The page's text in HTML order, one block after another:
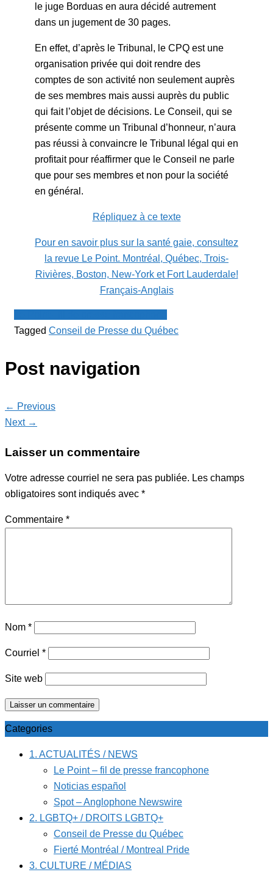
le juge Borduas en aura décidé autrement
dans un jugement de 30 pages.
En effet, d’après le Tribunal, le CPQ est une
organisation privée qui doit rendre des
comptes de son activité non seulement auprès
de ses membres mais aussi auprès du public
qui fait l’objet de décisions. Le Conseil, qui se
présente comme un Tribunal d’honneur, n’aura
pas réussi à convaincre le Tribunal légal qui en
profitait pour réaffirmer que le Conseil ne parle
que pour ses membres et non pour la société
en général.
Répliquez à ce texte
Pour en savoir plus sur la santé gaie, consultez
la revue Le Point. Montréal, Québec, Trois-
Rivières, Boston, New-York et Fort Lauderdale!
Français-Anglais
Tagged Conseil de Presse du Québec
Post navigation
← Previous
Next →
Laisser un commentaire
Votre adresse courriel ne sera pas publiée. Les champs
obligatoires sont indiqués avec *
Commentaire *
Nom *
Courriel *
Site web
Categories
1. ACTUALITÉS / NEWS
Le Point – fil de presse francophone
Noticias español
Spot – Anglophone Newswire
2. LGBTQ+ / DROITS LGBTQ+
Conseil de Presse du Québec
Fierté Montréal / Montreal Pride
3. CULTURE / MÉDIAS